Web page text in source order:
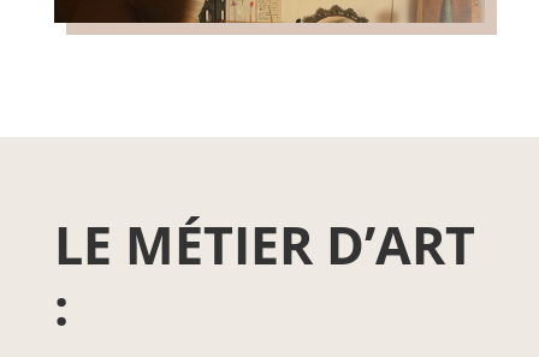
LE MÉTIER D’ART
: